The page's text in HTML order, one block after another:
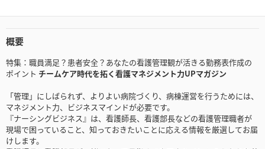
概要
特集：職員満足？患者安全？あなたの看護管理観が活きる勤務表作成の
ポイント チームケア時代を拓く看護マネジメント力UPマガジン
「管理」にしばられず、よりよい病院づくり、病棟運営を行うためには、
マネジメント力、ビジネスマインドが必要です。
『ナーシングビジネス』は、看護師長、看護部長などの看護管理職者が
現場で困っていること、知っておきたいことに応える情報を厳選してお届
けします。